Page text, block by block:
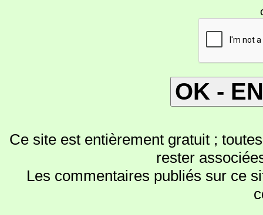
Ce site est entièrement gratuit ;
rester
Les commentaires publiés sur ce